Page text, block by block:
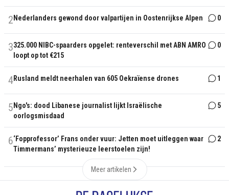
2 Nederlanders gewond door valpartijen in Oostenrijkse Alpen 0
3325.000 NIBC-spaarders opgelet: renteverschil met ABN AMRO
loopt op tot €215
0
4Rusland meldt neerhalen van 605 Oekraïense drones 1
5 Ngo's: dood Libanese journalist lijkt Israëlische
oorlogsmisdaad
5
6‘Fopprofessor’ Frans onder vuur: Jetten moet uitleggen waar
Timmermans’ mysterieuze leerstoelen zijn!
2
Meer artikelen